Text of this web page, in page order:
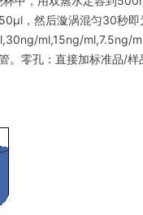
，然后漩涡混匀30秒
ml,15ng/ml,7.5ng/
零孔：直接加标准品/样